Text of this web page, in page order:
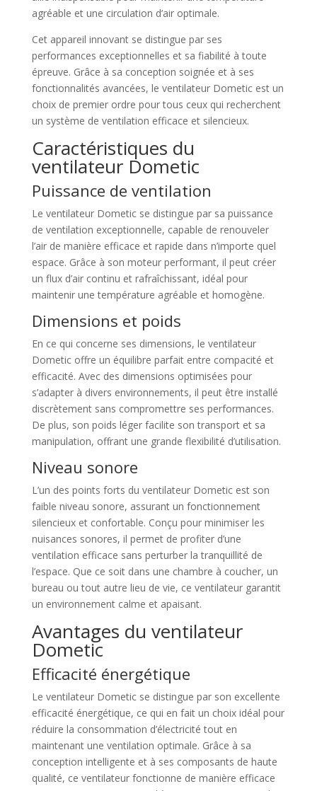
agréable et une circulation d’air optimale.
Cet appareil innovant se distingue par ses
performances exceptionnelles et sa fiabilité à toute
épreuve. Grâce à sa conception soignée et à ses
fonctionnalités avancées, le ventilateur Dometic est un
choix de premier ordre pour tous ceux qui recherchent
un système de ventilation efficace et silencieux.
Caractéristiques du
ventilateur Dometic
Puissance de ventilation
Le ventilateur Dometic se distingue par sa puissance
de ventilation exceptionnelle, capable de renouveler
l’air de manière efficace et rapide dans n’importe quel
espace. Grâce à son moteur performant, il peut créer
un flux d’air continu et rafraîchissant, idéal pour
maintenir une température agréable et homogène.
Dimensions et poids
En ce qui concerne ses dimensions, le ventilateur
Dometic offre un équilibre parfait entre compacité et
efficacité. Avec des dimensions optimisées pour
s’adapter à divers environnements, il peut être installé
discrètement sans compromettre ses performances.
De plus, son poids léger facilite son transport et sa
manipulation, offrant une grande flexibilité d’utilisation.
Niveau sonore
L’un des points forts du ventilateur Dometic est son
faible niveau sonore, assurant un fonctionnement
silencieux et confortable. Conçu pour minimiser les
nuisances sonores, il permet de profiter d’une
ventilation efficace sans perturber la tranquillité de
l’espace. Que ce soit dans une chambre à coucher, un
bureau ou tout autre lieu de vie, ce ventilateur garantit
un environnement calme et apaisant.
Avantages du ventilateur
Dometic
Efficacité énergétique
Le ventilateur Dometic se distingue par son excellente
efficacité énergétique, ce qui en fait un choix idéal pour
réduire la consommation d’électricité tout en
maintenant une ventilation optimale. Grâce à sa
conception intelligente et à ses composants de haute
qualité, ce ventilateur fonctionne de manière efficace